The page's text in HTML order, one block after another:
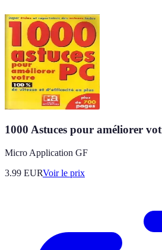
1000 Astuces pour améliorer
Micro Application GF
3.99 EURVoir le prix